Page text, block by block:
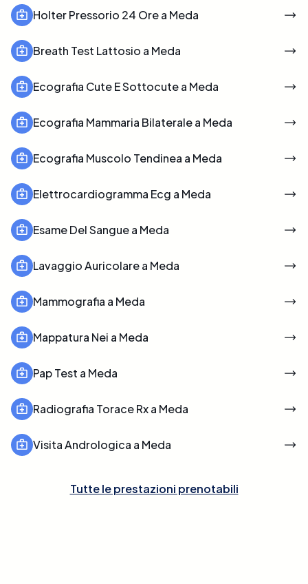
Holter Pressorio 24 Ore a Meda
Breath Test Lattosio a Meda
Ecografia Cute E Sottocute a Meda
Ecografia Mammaria Bilaterale a Meda
Ecografia Muscolo Tendinea a Meda
Elettrocardiogramma Ecg a Meda
Esame Del Sangue a Meda
Lavaggio Auricolare a Meda
Mammografia a Meda
Mappatura Nei a Meda
Pap Test a Meda
Radiografia Torace Rx a Meda
Visita Andrologica a Meda
Tutte le prestazioni prenotabili